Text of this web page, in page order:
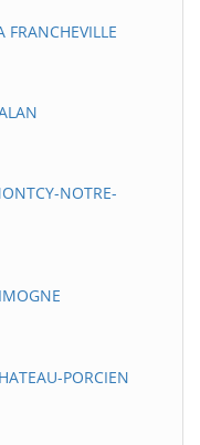
NOTRE-
PORCIEN